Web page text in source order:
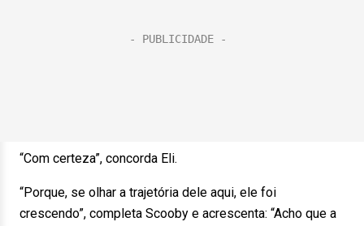
“Com certeza”, concorda Eli.
“Porque, se olhar a trajetória dele aqui, ele foi
crescendo”, completa Scooby e acrescenta: “Acho que a